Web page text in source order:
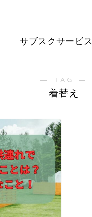
サブスクサービス
― TAG ―
着替え